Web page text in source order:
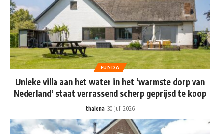
FUNDA
Unieke villa aan het water in het ‘warmste dorp van
Nederland’ staat verrassend scherp geprijsd te koop
thalena 30 juli 2026